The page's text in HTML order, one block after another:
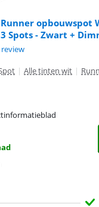
opbouwspot
Spots - Zwart +
van de 10, gebaseerd op
review
| Alle tinten wit |